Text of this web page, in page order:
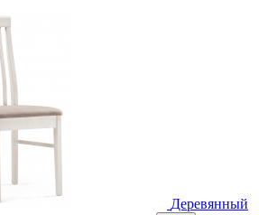
Деревянный